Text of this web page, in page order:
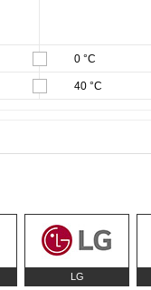
0 °C
40 °C
LG